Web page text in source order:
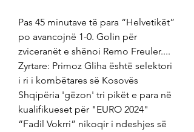
Pas 45 minutave të para “Helvetikët”
po avancojnë 1-0. Golin për
zviceranët e shënoi Remo Freuler....
Zyrtare: Primoz Gliha është selektori
i ri i kombëtares së Kosovës
Shqipëria 'gëzon' tri pikët e para në
kualifikueset për "EURO 2024" ​
“Fadil Vokrri” nikoqir i ndeshjes së